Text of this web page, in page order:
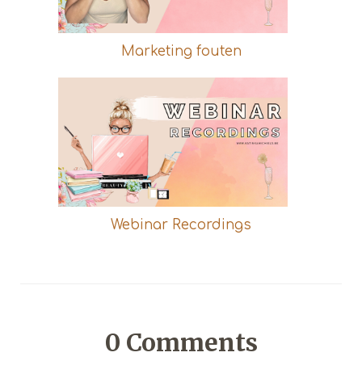
Marketing fouten
Webinar Recordings
0 Comments